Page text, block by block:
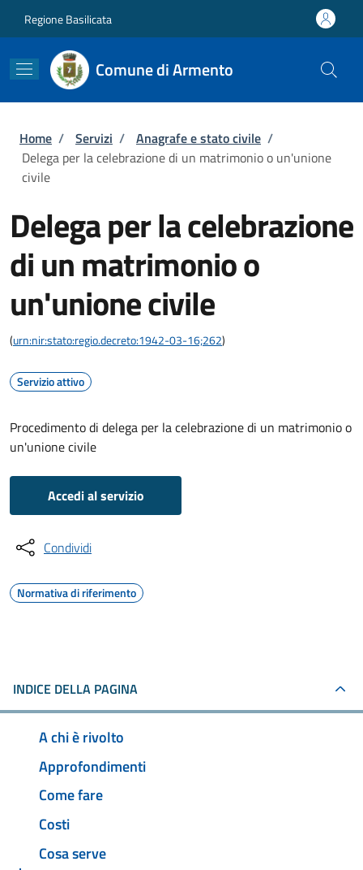
Regione Basilicata
Comune di Armento
Briciole di pane
Home / Servizi / Anagrafe e stato civile /
Delega per la celebrazione di un matrimonio o un'unione
civile
Delega per la celebrazione
di un matrimonio o
un'unione civile
(urn:nir:stato:regio.decreto:1942-03-16;262)
Servizio attivo
Procedimento di delega per la celebrazione di un matrimonio o
un'unione civile
Accedi al servizio
Condividi
Normativa di riferimento
INDICE DELLA PAGINA
A chi è rivolto
Approfondimenti
Come fare
Costi
Cosa serve